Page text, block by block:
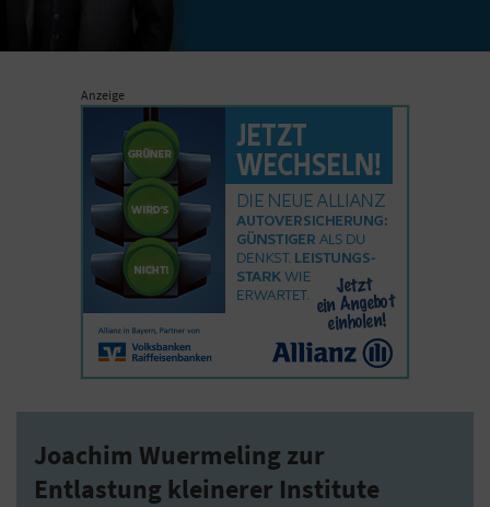
Anzeige
Joachim Wuermeling zur
Entlastung kleinerer Institute